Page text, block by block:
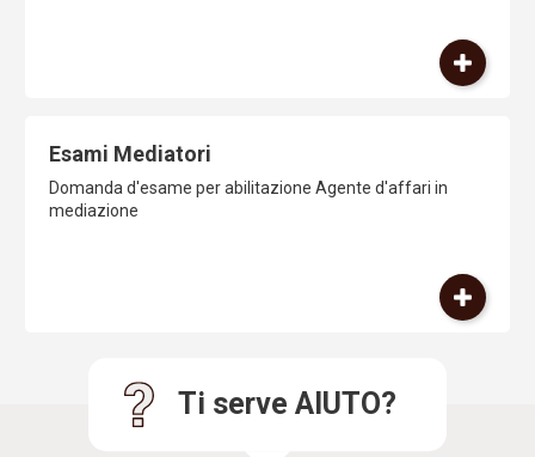
Esami Mediatori
Domanda d'esame per abilitazione Agente d'affari in
mediazione
Ti serve AIUTO?